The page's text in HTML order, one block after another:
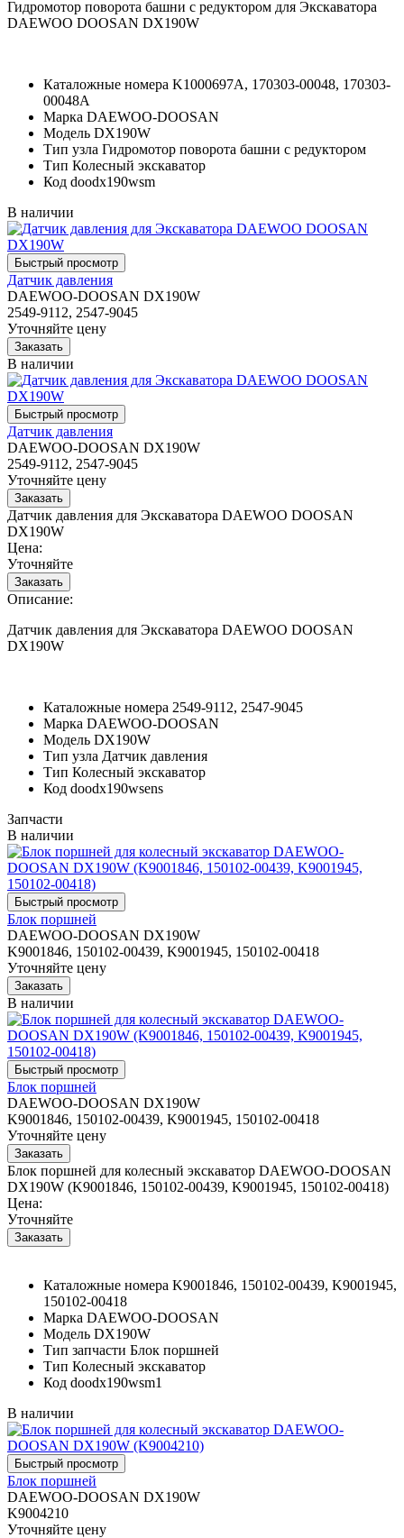
Гидромотор поворота башни с редуктором для Экскаватора
DAEWOO DOOSAN DX190W
Каталожные номера K1000697A, 170303-00048, 170303-
00048A
Марка DAEWOO-DOOSAN
Модель DX190W
Тип узла Гидромотор поворота башни с редуктором
Тип Колесный экскаватор
Код doodx190wsm
В наличии
Датчик давления
DAEWOO-DOOSAN DX190W
2549-9112, 2547-9045
Уточняйте цену
В наличии
Датчик давления
DAEWOO-DOOSAN DX190W
2549-9112, 2547-9045
Уточняйте цену
Датчик давления для Экскаватора DAEWOO DOOSAN
DX190W
Цена:
Уточняйте
Описание:
Датчик давления для Экскаватора DAEWOO DOOSAN
DX190W
Каталожные номера 2549-9112, 2547-9045
Марка DAEWOO-DOOSAN
Модель DX190W
Тип узла Датчик давления
Тип Колесный экскаватор
Код doodx190wsens
Запчасти
В наличии
Блок поршней
DAEWOO-DOOSAN DX190W
K9001846, 150102-00439, K9001945, 150102-00418
Уточняйте цену
В наличии
Блок поршней
DAEWOO-DOOSAN DX190W
K9001846, 150102-00439, K9001945, 150102-00418
Уточняйте цену
Блок поршней для колесный экскаватор DAEWOO-DOOSAN
DX190W (K9001846, 150102-00439, K9001945, 150102-00418)
Цена:
Уточняйте
Каталожные номера K9001846, 150102-00439, K9001945,
150102-00418
Марка DAEWOO-DOOSAN
Модель DX190W
Тип запчасти Блок поршней
Тип Колесный экскаватор
Код doodx190wsm1
В наличии
Блок поршней
DAEWOO-DOOSAN DX190W
K9004210
Уточняйте цену